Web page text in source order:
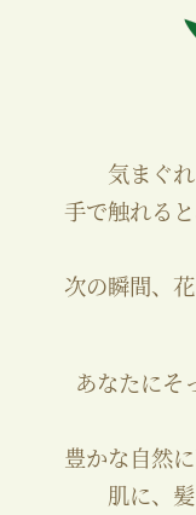
気まぐ
手で触れる
次の瞬間、
あなたにそ
豊かな自然
肌に、